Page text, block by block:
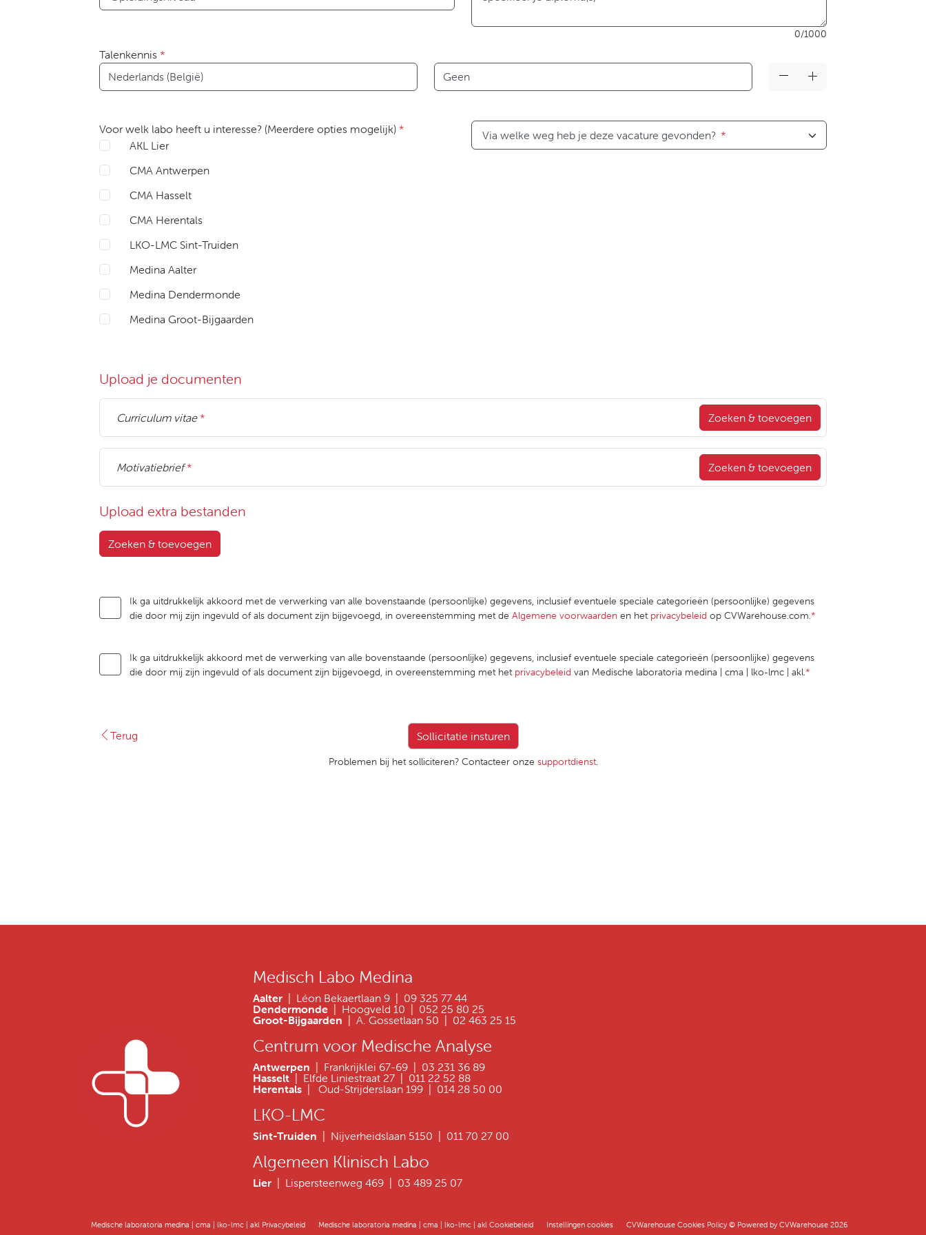
0/1000
Talenkennis *
Taal
Taal
Voor welk labo heeft u interesse? (Meerdere opties mogelijk) *
AKL Lier
CMA Antwerpen
CMA Hasselt
CMA Herentals
LKO-LMC Sint-Truiden
Medina Aalter
Medina Dendermonde
Medina Groot-Bijgaarden
Via welke weg heb je deze vacature gevonden? *
Upload je documenten
Curriculum vitae * Zoeken & toevoegen
Motivatiebrief * Zoeken & toevoegen
Upload extra bestanden
Zoeken & toevoegen
Ik ga uitdrukkelijk akkoord met de verwerking van alle bovenstaande (persoonlijke) gegevens, inclusief eventuele speciale categorieën (persoonlijke) gegevens
die door mij zijn ingevuld of als document zijn bijgevoegd, in overeenstemming met de Algemene voorwaarden en het privacybeleid op CVWarehouse.com.*
Ik ga uitdrukkelijk akkoord met de verwerking van alle bovenstaande (persoonlijke) gegevens, inclusief eventuele speciale categorieën (persoonlijke) gegevens
die door mij zijn ingevuld of als document zijn bijgevoegd, in overeenstemming met het privacybeleid van Medische laboratoria medina | cma | lko-lmc | akl. *
Terug
Problemen bij het solliciteren? Contacteer onze supportdienst.
Medisch Labo Medina
Aalter | Léon Bekaertlaan 9 | 09 325 77 44
Dendermonde | Hoogveld 10 | 052 25 80 25
Groot-Bijgaarden | A. Gossetlaan 50 | 02 463 25 15
Centrum voor Medische Analyse
Antwerpen | Frankrijklei 67-69 | 03 231 36 89
Hasselt | Elfde Liniestraat 27 | 011 22 52 88
Herentals | Oud-Strijderslaan 199 | 014 28 50 00
LKO-LMC
Sint-Truiden | Nijverheidslaan 5150 | 011 70 27 00
Algemeen Klinisch Labo
Lier | Lispersteenweg 469 | 03 489 25 07
Medische laboratoria medina | cma | lko-lmc | akl Privacybeleid Medische laboratoria medina | cma | lko-lmc | akl Cookiebeleid Instellingen cookies CVWarehouse Cookies Policy © Powered by CVWarehouse 2026